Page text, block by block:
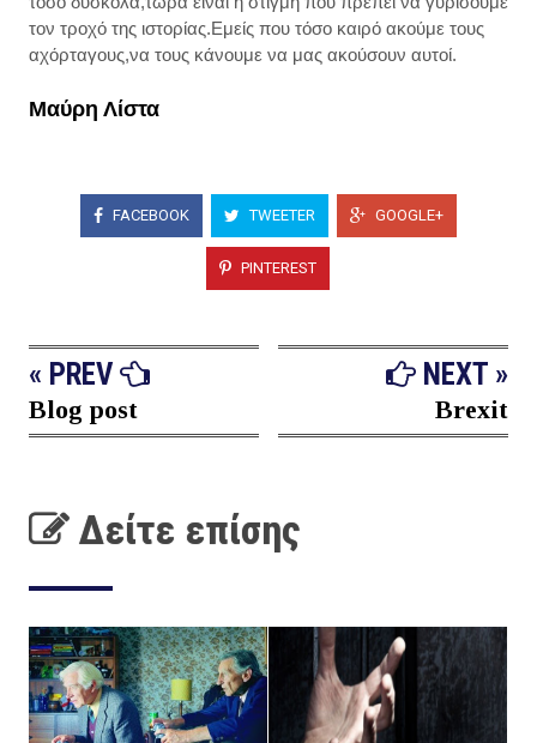
τον τροχό της ιστορίας.Εμείς που τόσο καιρό ακούμε τους
αχόρταγους,να τους κάνουμε να μας ακούσουν αυτοί.
Μαύρη Λίστα
FACEBOOK TWEETER GOOGLE+
PINTEREST
« PREV
Blog post
NEXT »
Brexit
Δείτε επίσης